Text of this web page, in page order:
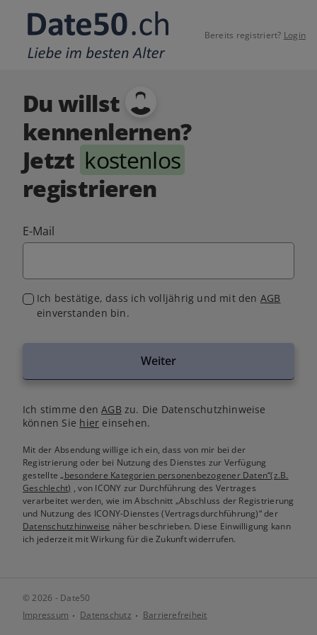
Bereits registriert? Login
Du willst
kennenlernen?
Jetzt kostenlos
registrieren
E-Mail
Ich bestätige, dass ich volljährig und mit den AGB
einverstanden bin.
Weiter
Ich stimme denAGB zu. Die Datenschutzhinweise
können Sie hier einsehen.
Mit der Absendung willige ich ein, dass von mir bei der
Registrierung oder bei Nutzung des Dienstes zur Verfügung
gestellte„besondere Kategorien personenbezogener Daten“(z.B.
Geschlecht) , von ICONY zur Durchführung des Vertrages
verarbeitet werden, wie im Abschnitt „Abschluss der Registrierung
und Nutzung des ICONY-Dienstes (Vertragsdurchführung)“ der
Datenschutzhinweise näher beschrieben. Diese Einwilligung kann
ich jederzeit mit Wirkung für die Zukunft widerrufen.
© 2026 - Date50
Impressum
Datenschutz Barrierefreiheit